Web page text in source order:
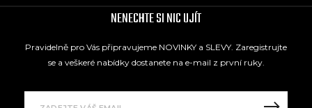
NENECHTE SI NIC UJÍT
Pravidelně pro Vás připravujeme NOVINKY a SLEVY. Zaregistrujte
se a veškeré nabídky dostanete na e-mail z první ruky.